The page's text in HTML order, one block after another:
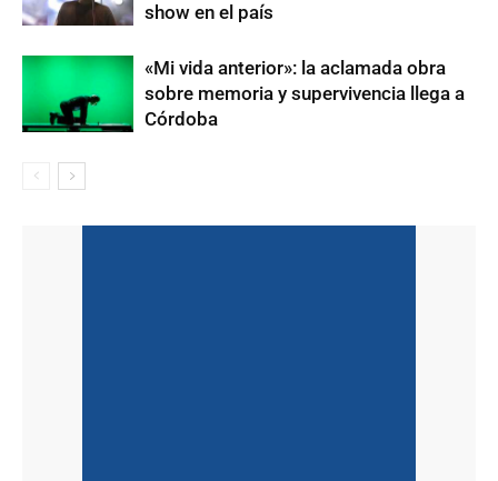
show en el país
«Mi vida anterior»: la aclamada obra
sobre memoria y supervivencia llega a
Córdoba